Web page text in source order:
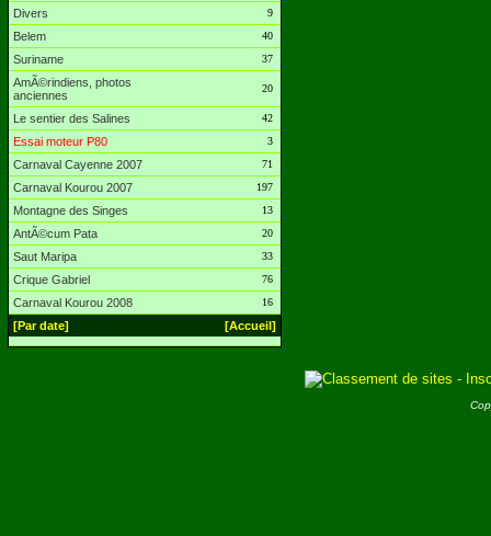
Divers 9
Belem 40
Suriname 37
AmÃ©rindiens, photos
anciennes
20
Le sentier des Salines 42
Essai moteur P80 3
Carnaval Cayenne 2007 71
Carnaval Kourou 2007 197
Montagne des Singes 13
AntÃ©cum Pata 20
Saut Maripa 33
Crique Gabriel 76
Carnaval Kourou 2008 16
[Par date] [Accueil]